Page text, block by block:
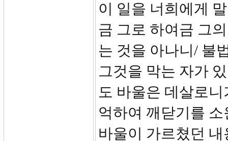
이 일을 너희에게
금 그로 하여금 그
는 것을 아나니/ 불
그것을 막는 자가
도 바울은 데살로
억하여 깨닫기를
바울이 가르쳤던